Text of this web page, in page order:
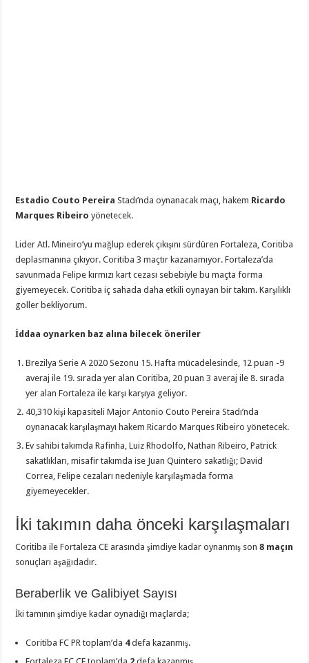
Estadio Couto Pereira Stadı’nda oynanacak maçı, hakem Ricardo
Marques Ribeiro yönetecek.
Lider Atl. Mineiro’yu mağlup ederek çıkışını sürdüren Fortaleza, Coritiba
deplasmanına çıkıyor. Coritiba 3 maçtır kazanamıyor. Fortaleza’da
savunmada Felipe kırmızı kart cezası sebebiyle bu maçta forma
giyemeyecek. Coritiba iç sahada daha etkili oynayan bir takım. Karşılıklı
goller bekliyorum.
İddaa oynarken baz alına bilecek öneriler
Brezilya Serie A 2020 Sezonu 15. Hafta mücadelesinde, 12 puan -9
averaj ile 19. sırada yer alan Coritiba, 20 puan 3 averaj ile 8. sırada
yer alan Fortaleza ile karşı karşıya geliyor.
40,310 kişi kapasiteli Major Antonio Couto Pereira Stadı’nda
oynanacak karşılaşmayı hakem Ricardo Marques Ribeiro yönetecek.
Ev sahibi takımda Rafinha, Luiz Rhodolfo, Nathan Ribeiro, Patrick
sakatlıkları, misafir takımda ise Juan Quintero sakatlığı; David
Correa, Felipe cezaları nedeniyle karşılaşmada forma
giyemeyecekler.
İki takımın daha önceki karşılaşmaları
Coritiba ile Fortaleza CE arasında şimdiye kadar oynanmış son8 maçın
sonuçları aşağıdadır.
Beraberlik ve Galibiyet Sayısı
İki tamının şimdiye kadar oynadığı maçlarda;
Coritiba FC PR toplam’da 4defa kazanmış.